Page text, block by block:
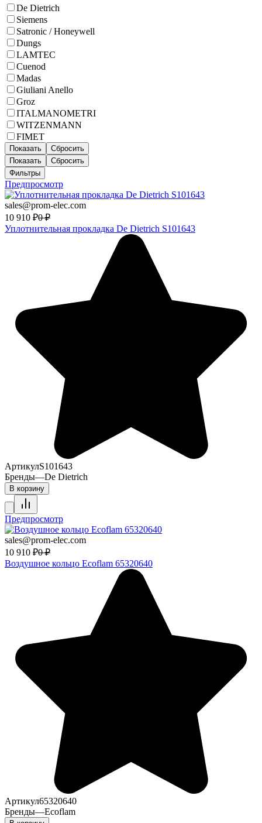
De Dietrich
Siemens
Satronic / Honeywell
Dungs
LAMTEC
Cuenod
Madas
Giuliani Anello
Groz
ITALMANOMETRI
WITZENMANN
FIMET
Показать
Сбросить
Показать
Сбросить
Фильтры
Предпросмотр
sales@prom-elec.com
10 910 ₽0 ₽
Уплотнительная прокладка De Dietrich S101643
АртикулS101643
Бренды—De Dietrich
В корзину
Предпросмотр
sales@prom-elec.com
10 910 ₽0 ₽
Воздушное кольцо Ecoflam 65320640
Артикул65320640
Бренды—Ecoflam